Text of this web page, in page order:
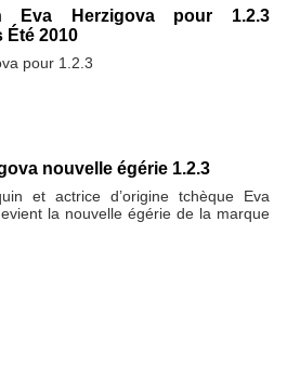
Eva Herzigova pour 1.2.3
Été 2010
pour 1.2.3
nouvelle égérie 1.2.3
et actrice d’origine tchèque Eva
la nouvelle égérie de la marque